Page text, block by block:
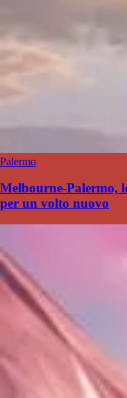
Palermo
Melbourne-Palermo,
per un volto nuovo